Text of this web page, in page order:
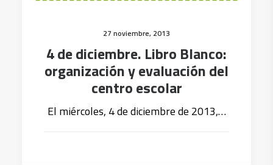
27 noviembre, 2013
4 de diciembre. Libro Blanco:
organización y evaluación del
centro escolar
El miércoles, 4 de diciembre de 2013,…